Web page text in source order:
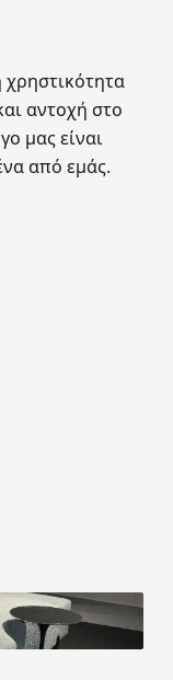
χρηστικότητα
αντοχή στο
μας είναι
από εμάς.